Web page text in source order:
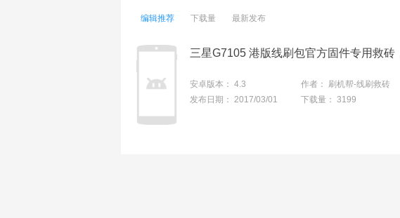
编辑推荐 下载量 最新发布
安卓版本： 4.3 作者： 刷机帮-线刷救砖
发布日期： 2017/03/01 下载量： 3199